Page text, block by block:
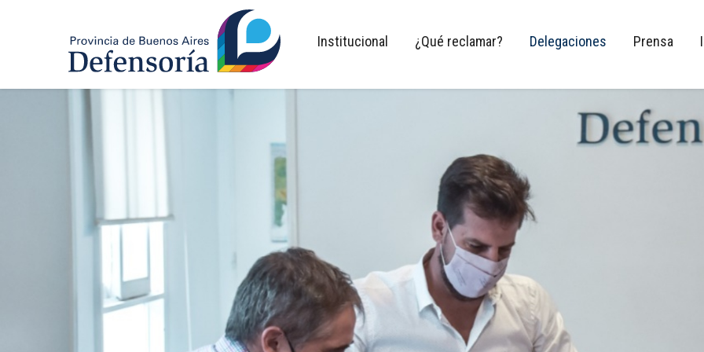
Institucional ¿Qué reclamar? Delegaciones Prensa